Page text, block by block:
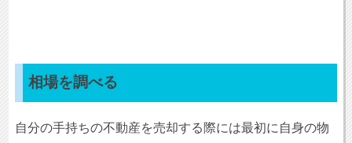
相場を調べる
自分の手持ちの不動産を売却する際には最初に自身の物